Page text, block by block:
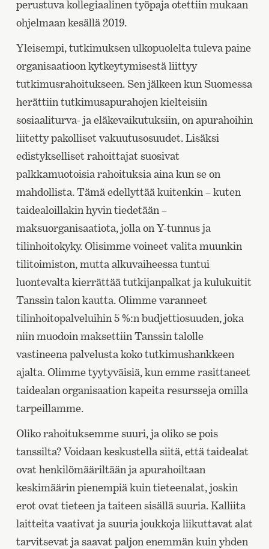
perustuva kollegiaalinen työpaja otettiin mukaan
ohjelmaan kesällä 2019.
Yleisempi, tutkimuksen ulkopuolelta tuleva paine
organisaatioon kytkeytymisestä liittyy
tutkimusrahoitukseen. Sen jälkeen kun Suomessa
herättiin tutkimusapurahojen kielteisiin
sosiaaliturva- ja eläkevaikutuksiin, on apurahoihin
liitetty pakolliset vakuutusosuudet. Lisäksi
edistykselliset rahoittajat suosivat
palkkamuotoisia rahoituksia aina kun se on
mahdollista. Tämä edellyttää kuitenkin – kuten
taidealoillakin hyvin tiedetään –
maksuorganisaatiota, jolla on Y-tunnus ja
tilinhoitokyky. Olisimme voineet valita muunkin
tilitoimiston, mutta alkuvaiheessa tuntui
luontevalta kierrättää tutkijanpalkat ja kulukuitit
Tanssin talon kautta. Olimme varanneet
tilinhoitopalveluihin 5 %:n budjettiosuuden, joka
niin muodoin maksettiin Tanssin talolle
vastineena palvelusta koko tutkimushankkeen
ajalta. Olimme tyytyväisiä, kun emme rasittaneet
taidealan organisaation kapeita resursseja omilla
tarpeillamme.
Oliko rahoituksemme suuri, ja oliko se pois
tanssilta? Voidaan keskustella siitä, että taidealat
ovat henkilömääriltään ja apurahoiltaan
keskimäärin pienempiä kuin tieteenalat, joskin
erot ovat tieteen ja taiteen sisällä suuria. Kalliita
laitteita vaativat ja suuria joukkoja liikuttavat alat
tarvitsevat ja saavat paljon enemmän kuin yhden